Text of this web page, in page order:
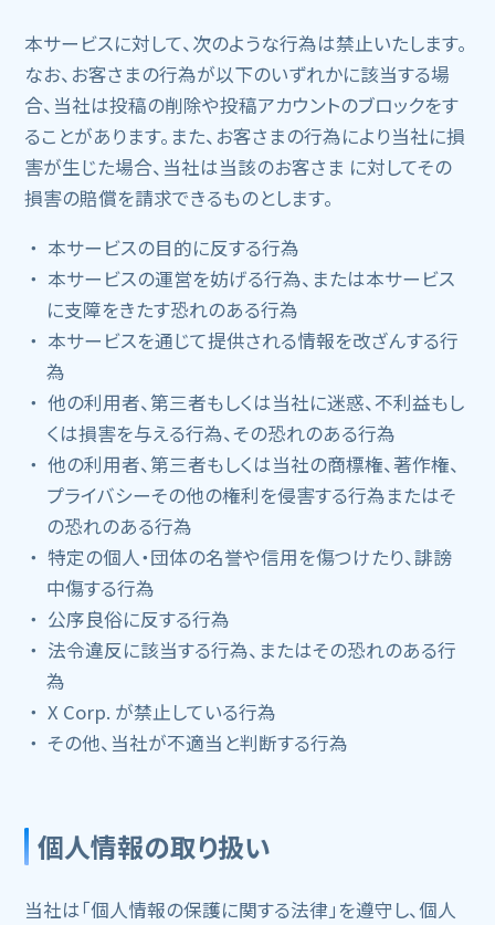
本サービスに対して、次のような行為は禁止いたします。
なお、お客さまの行為が以下のいずれかに該当する場
合、当社は投稿の削除や投稿アカウントのブロックをす
ることがあります。また、お客さまの行為により当社に損
害が生じた場合、当社は当該のお客さま に対してその
損害の賠償を請求できるものとします。
本サービスの目的に反する行為
本サービスの運営を妨げる行為、または本サービス
に支障をきたす恐れのある行為
本サービスを通じて提供される情報を改ざんする行
為
他の利用者、第三者もしくは当社に迷惑、不利益もし
くは損害を与える行為、その恐れのある行為
他の利用者、第三者もしくは当社の商標権、著作権、
プライバシーその他の権利を侵害する行為またはそ
の恐れのある行為
特定の個人・団体の名誉や信用を傷つけたり、誹謗
中傷する行為
公序良俗に反する行為
法令違反に該当する行為、またはその恐れのある行
為
X Corp. が禁止している行為
その他、当社が不適当と判断する行為
個人情報の取り扱い
当社は「個人情報の保護に関する法律」を遵守し、個人